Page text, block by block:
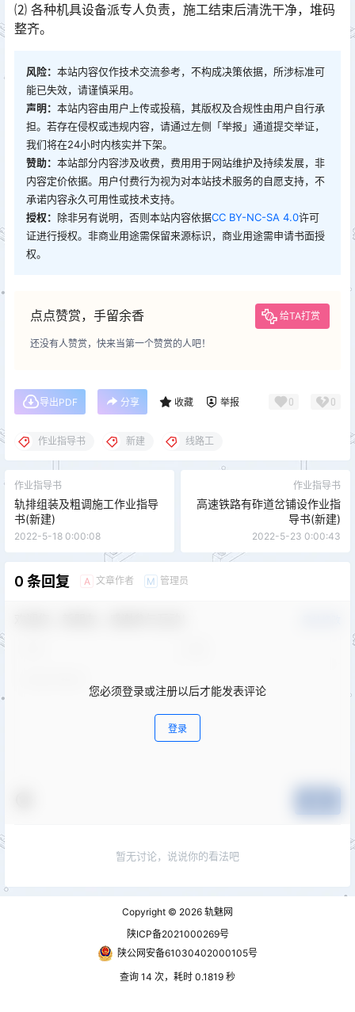
⑵ 各种机具设备派专人负责，施工结束后清洗干净，堆码
整齐。
风险： 本站内容仅作技术交流参考，不构成决策依据，所涉标准可
能已失效，请谨慎采用。
声明： 本站内容由用户上传或投稿，其版权及合规性由用户自行承
担。若存在侵权或违规内容，请通过左侧「举报」通道提交举证，
我们将在24小时内核实并下架。
赞助： 本站部分内容涉及收费，费用用于网站维护及持续发展，非
内容定价依据。用户付费行为视为对本站技术服务的自愿支持，不
承诺内容永久可用性或技术支持。
授权： 除非另有说明，否则本站内容依据CC BY-NC-SA 4.0许可
证进行授权。非商业用途需保留来源标识，商业用途需申请书面授
权。
点点赞赏，手留余香 给TA打赏
还没有人赞赏，快来当第一个赞赏的人吧！
导出PDF 分享 收藏 举报 0 0
作业指导书 新建 线路工
作业指导书
轨排组装及粗调施工作业指导
书(新建)
2022-5-18 0:00:08
作业指导书
高速铁路有砟道岔铺设作业指
导书(新建)
2022-5-23 0:00:43
0 条回复 A 文章作者 M 管理员
您必须登录或注册以后才能发表评论
登录
暂无讨论，说说你的看法吧
Copyright © 2026 轨魅网
陕ICP备2021000269号
陕公网安备61030402000105号
查询 14 次，耗时 0.1819 秒